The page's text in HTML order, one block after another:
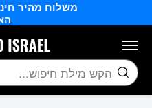
משלוח מהיר
חיפוש